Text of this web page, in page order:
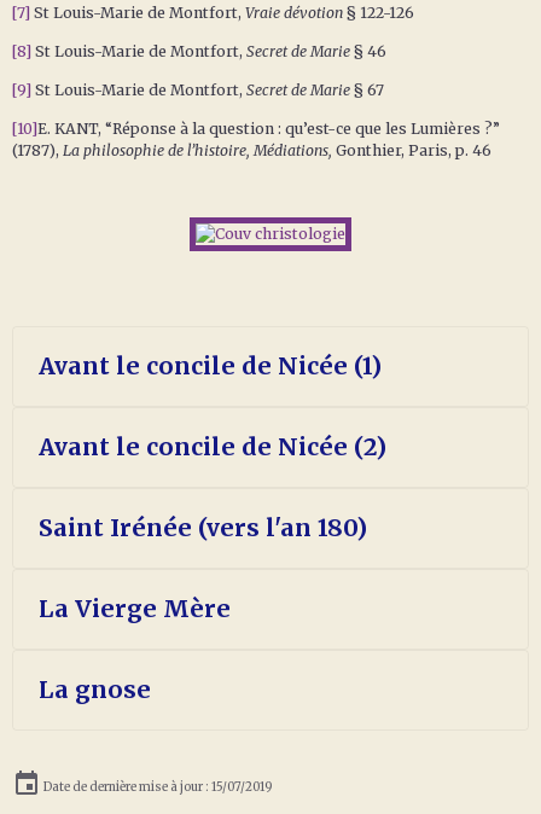
[7] St Louis-Marie de Montfort, Vraie dévotion § 122-126
[8] St Louis-Marie de Montfort, Secret de Marie § 46
[9] St Louis-Marie de Montfort, Secret de Marie § 67
[10]E. KANT, “Réponse à la question : qu’est-ce que les Lumières ?”
(1787), La philosophie de l’histoire, Médiations, Gonthier, Paris, p. 46
Avant le concile de Nicée (1)
Avant le concile de Nicée (2)
Saint Irénée (vers l'an 180)
La Vierge Mère
La gnose
Date de dernière mise à jour : 15/07/2019